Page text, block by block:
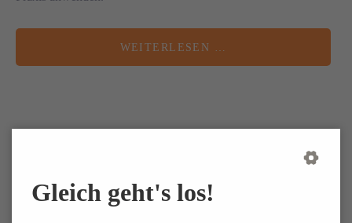
WEITERLESEN …
Julia, Managerin Marketing &
Communications
Gleich geht's los!